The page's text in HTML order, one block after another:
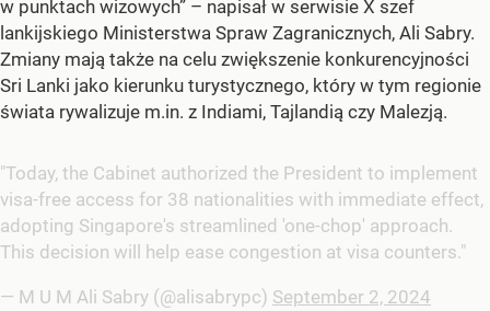
w punktach wizowych” – napisał w serwisie X szef
lankijskiego Ministerstwa Spraw Zagranicznych, Ali Sabry.
Zmiany mają także na celu zwiększenie konkurencyjności
Sri Lanki jako kierunku turystycznego, który w tym regionie
świata rywalizuje m.in. z Indiami, Tajlandią czy Malezją.
"Today, the Cabinet authorized the President to implement
visa-free access for 38 nationalities with immediate effect,
adopting Singapore's streamlined 'one-chop' approach.
This decision will help ease congestion at visa counters."
— M U M Ali Sabry (@alisabrypc) September 2, 2024